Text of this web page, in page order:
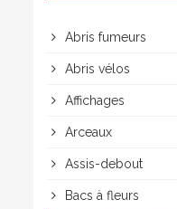
Abris fumeurs
Abris vélos
Affichages
Arceaux
Assis-debout
Bacs à fleurs